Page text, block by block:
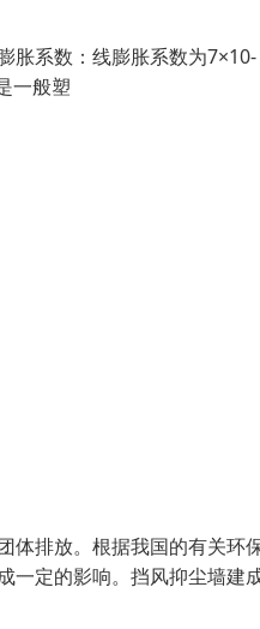
胀系数：线膨胀系数为7×10-
一般塑
排放。根据我国的有关环
一定的影响。挡风抑尘墙建